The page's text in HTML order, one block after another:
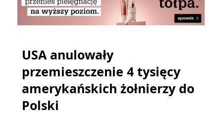
USA anulowały
przemieszczenie 4 tysięcy
amerykańskich żołnierzy do
Polski